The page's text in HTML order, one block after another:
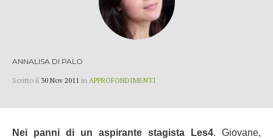
ANNALISA DI PALO
Scritto il 30 Nov 2011 in APPROFONDIMENTI
Nei panni di un aspirante stagista Les4. Giovane,